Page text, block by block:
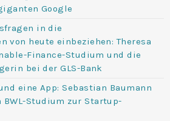
Google
in die
von heute einbeziehen: Theresa
Finance-Studium und die
bei der GLS-Bank
eine App: Sebastian Baumann
BWL-Studium zur Startup-